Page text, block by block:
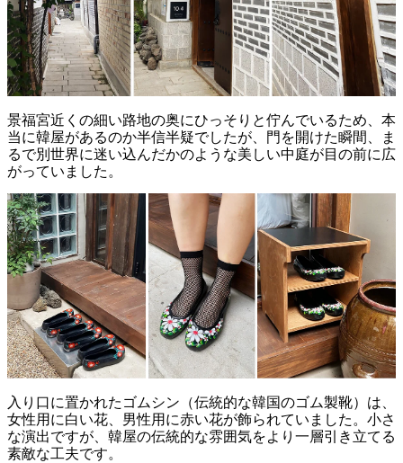
景福宮近くの細い路地の奥にひっそりと佇んでいるため、本
当に韓屋があるのか半信半疑でしたが、門を開けた瞬間、ま
るで別世界に迷い込んだかのような美しい中庭が目の前に広
がっていました。
入り口に置かれたゴムシン（伝統的な韓国のゴム製靴）は、
女性用に白い花、男性用に赤い花が飾られていました。小さ
な演出ですが、韓屋の伝統的な雰囲気をより一層引き立てる
素敵な工夫です。